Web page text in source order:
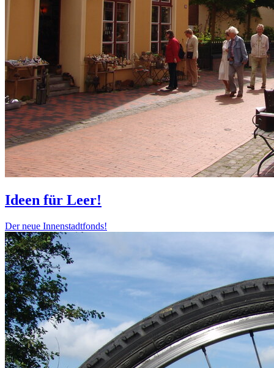
Ideen für Leer!
Der neue Innenstadtfonds!